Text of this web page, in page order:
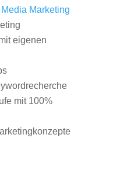
Marketing
eigenen
mit 100%